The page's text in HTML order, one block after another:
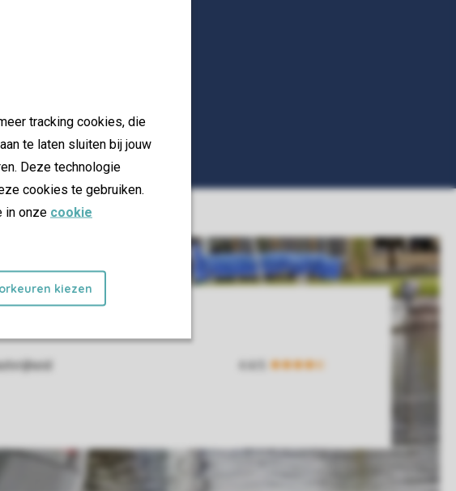
tracking cookies, die
te laten sluiten bij jouw
Deze technologie
cookies te gebruiken.
in onze cookie
kiezen